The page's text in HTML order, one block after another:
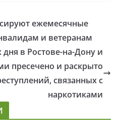
ежемесячные
и ветеранам
в Ростове-на-Дону и
пресечено и раскрыто
связанных с
наркотиками